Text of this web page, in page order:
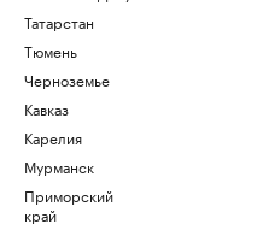
Татарстан
Тюмень
Черноземье
Кавказ
Карелия
Мурманск
Приморский
край